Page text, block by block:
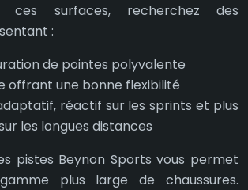
ces surfaces, recherchez des
:
de pointes polyvalente
offrant une bonne flexibilité
réactif sur les sprints et plus
les longues distances
pistes Beynon Sports vous permet
plus large de chaussures.